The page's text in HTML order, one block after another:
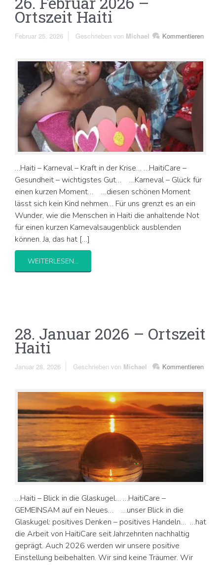
Ortszeit Haiti
Februar 25, 2026 Kommentieren
Geschrieben von Michael
…Haiti – Karneval – Kraft in der Krise… …HaitiCare –
Gesundheit – wichtigstes Gut… …Karneval – Glück für
einen kurzen Moment… …diesen schönen Moment
lässt sich kein Kind nehmen… Für uns grenzt es an ein
Wunder, wie die Menschen in Haiti die anhaltende Not
für einen kurzen Karnevalsaugenblick ausblenden
können. Ja, das hat […]
WEITERLESEN...
28. Januar 2026 – Ortszeit
Haiti
Januar 28, 2026 Kommentieren
Geschrieben von Michael
…Haiti – Blick in die Glaskugel… …HaitiCare –
GEMEINSAM auf ein Neues… …unser Blick in die
Glaskugel: positives Denken – positives Handeln… …hat
die Arbeit von HaitiCare seit Jahrzehnten nachhaltig
geprägt. Auch 2026 werden wir unsere positive
Einstellung beibehalten. Wir sind keine Träumer. Wir